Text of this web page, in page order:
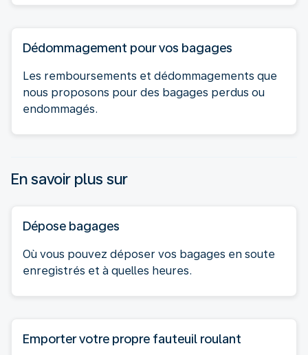
Dédommagement pour vos bagages
Les remboursements et dédommagements que
nous proposons pour des bagages perdus ou
endommagés.
En savoir plus sur
Dépose bagages
Où vous pouvez déposer vos bagages en soute
enregistrés et à quelles heures.
Emporter votre propre fauteuil roulant